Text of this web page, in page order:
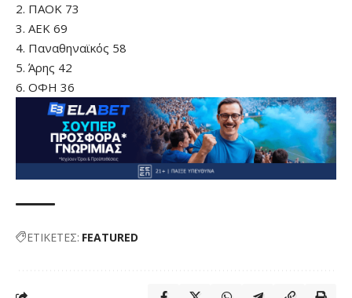
2. ΠΑΟΚ 73
3. ΑΕΚ 69
4. Παναθηναϊκός 58
5. Άρης 42
6. ΟΦΗ 36
ΕΤΙΚΕΤΕΣ: FEATURED